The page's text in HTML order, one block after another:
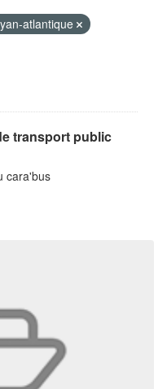
atlantique
transport public
cara'bus